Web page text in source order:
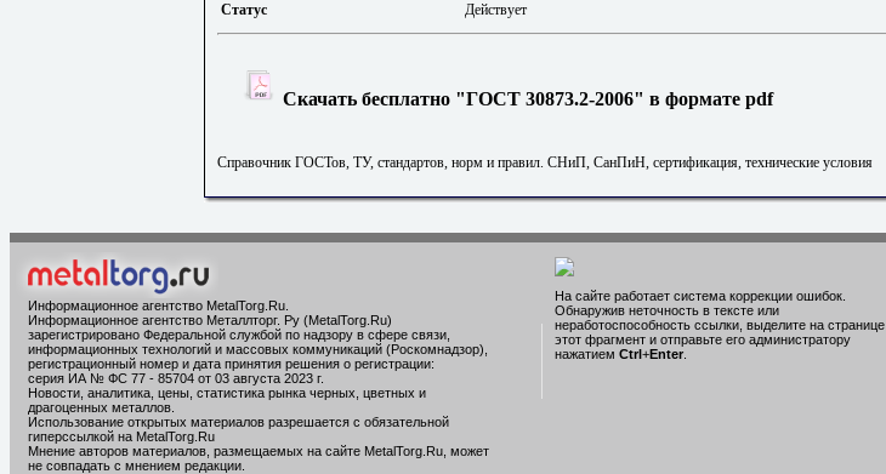
Статус
Действует
Скачать бесплатно "ГОСТ 30873.2-2006" в формате pdf
Справочник ГОСТов, ТУ, стандартов, норм и правил. СНиП, СанПиН, сертификация, технические условия
Информационное агентство MetalTorg.Ru
Информационное агентство Металлторг. Ру (MetalTorg.Ru)
зарегистрировано Федеральной службой по надзору в сфере связи,
информационных технологий и массовых коммуникаций (Роскомнадзор),
регистрационный номер и дата принятия решения о регистрации:
серия ИА № ФС 77 - 85704 от 03 августа 2023 г.
Новости, аналитика, цены, статистика рынка черных, цветных и
драгоценных металлов.
Использование открытых материалов разрешается с обязательной
гиперссылкой на MetalTorg.Ru
Мнение авторов материалов, размещаемых на сайте MetalTorg.Ru, может
не совпадать с мнением редакции.
На сайте работает система коррекции ошибок.
Обнаружив неточность в тексте или
неработоспособность ссылки, выделите на странице
этот фрагмент и отправьте его администратору
нажатием Ctrl+Enter